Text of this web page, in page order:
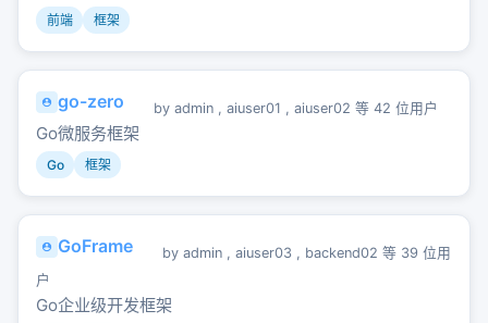
前端 框架
go-zero by admin , aiuser01 , aiuser02 等 42 位用户
Go微服务框架
Go 框架
GoFrame by admin , aiuser03 , backend02 等 39 位用
户
Go企业级开发框架